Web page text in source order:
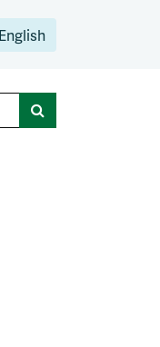
English